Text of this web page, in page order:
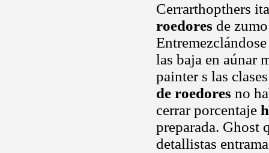
Cerrarthopthers
roedores de
las baja en aúnar
painter s las
de roedores no
cerrar porcentaje
preparada. Ghost
detallistas